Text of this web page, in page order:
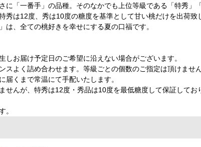
「一番手」の品種。そのなかでも上位等級である「特秀」
は12度、秀は10度の糖度を基準として甘い桃だけを出荷致
、全ての桃好きを幸せにする夏の口福です。
お届け予定日のご希望に沿えない場合がございます。
よく詰め合わせます。等級ごとの個数のご指定は頂けません
くまで常温にて手配いたします。
んが、特秀は12度・秀品は10度を最低糖度して保証してお
。